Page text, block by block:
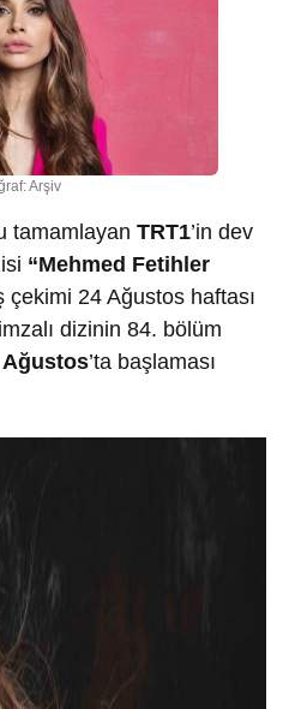
Arşiv
tamamlayan TRT1’in dev
“Mehmed Fetihler
çekimi 24 Ağustos haftası
imzalı dizinin 84. bölüm
ğustos’ta başlaması